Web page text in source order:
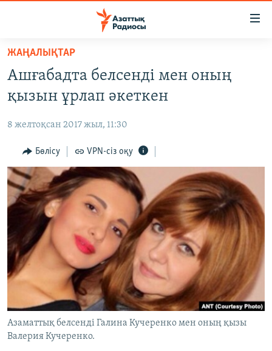
Skip
main
content
to
Navigation
Skip
to
Search
ЖАҢАЛЫҚТАР
AZATTYQTV
ҚАҢТАР ОҚИҒАСЫ
АДАМ ҚҰҚЫҚТАРЫ
ӘЛЕУМЕТ
ӘЛЕМ
АРНАЙЫ ЖОБАЛАР
Русский
ЖАЗЫЛЫҢЫЗ
Басқа тілдерде
ЖАҢАЛЫҚТАР
Ашғабадта белсенді мен оның
қызын ұрлап әкеткен
8 желтоқсан 2017 жыл, 11:30
Бөлісу VPN-сіз оқу
Азаматтық белсенді Галина Кучеренко мен оның қызы
Валерия Кучеренко.